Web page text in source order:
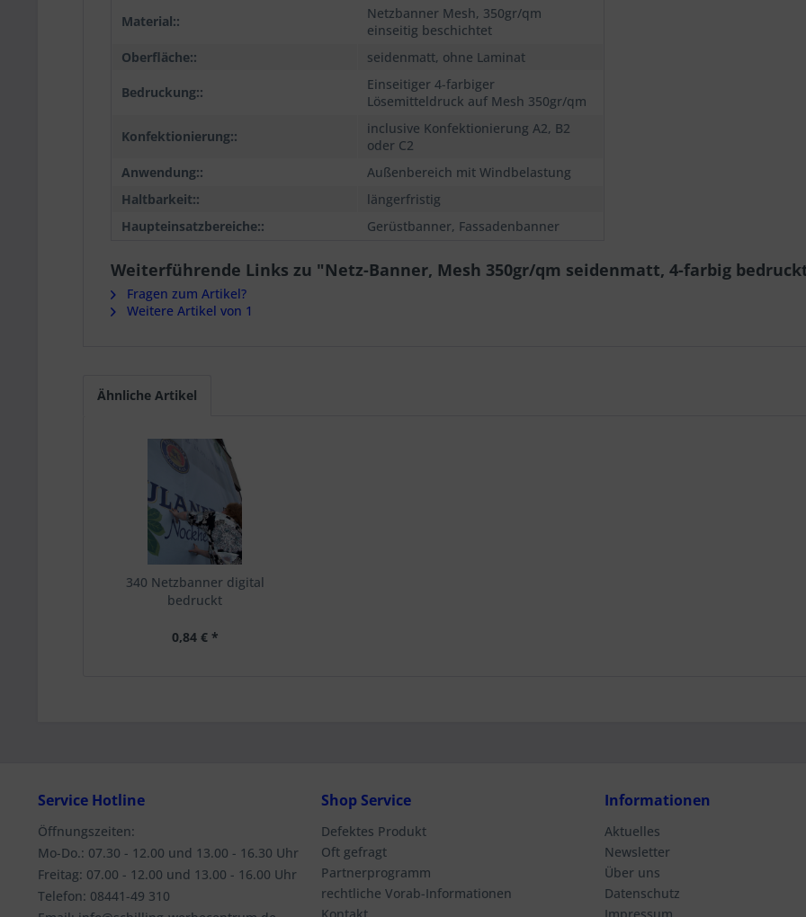
Material::
Netzbanner Mesh, 350gr/qm
einseitig beschichtet
Oberfläche::
seidenmatt, ohne Laminat
Bedruckung::
Einseitiger 4-farbiger
Lösemitteldruck auf Mesh 350gr/qm
Konfektionierung::
inclusive Konfektionierung A2, B2
oder C2
Anwendung::
Außenbereich mit Windbelastung
Haltbarkeit::
längerfristig
Haupteinsatzbereiche::
Gerüstbanner, Fassadenbanner
Weiterführende Links zu "Netz-Banner, Mesh 350gr/qm seidenmatt, 4-farbig
Fragen zum Artikel?
Weitere Artikel von 1
Ähnliche Artikel
340 Netzbanner digital
bedruckt
0,84 € *
Service Hotline
Öffnungszeiten:
Mo-Do.: 07.30 - 12.00 und 13.00 - 16.30 Uhr
Freitag: 07.00 - 12.00 und 13.00 - 16.00 Uhr
Telefon: 08441-49 310
Shop Service
Defektes Produkt
Oft gefragt
Partnerprogramm
rechtliche Vorab-Informationen
Informationen
Aktuelles
Newsletter
Über uns
Datenschutz